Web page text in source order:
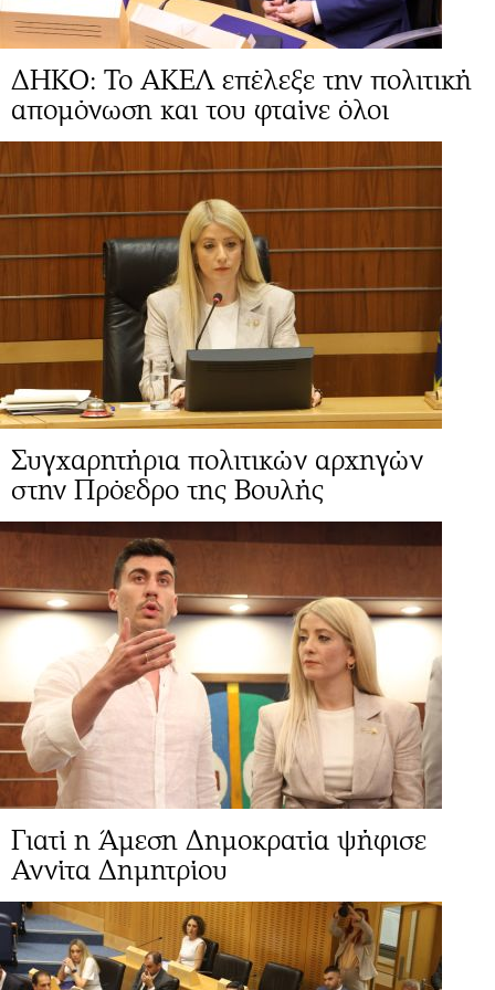
ΔΗΚΟ: Το ΑΚΕΛ επέλεξε την πολιτική
απομόνωση και του φταίνε όλοι
Συγχαρητήρια πολιτικών αρχηγών
στην Πρόεδρο της Βουλής
Γιατί η Άμεση Δημοκρατία ψήφισε
Αννίτα Δημητρίου